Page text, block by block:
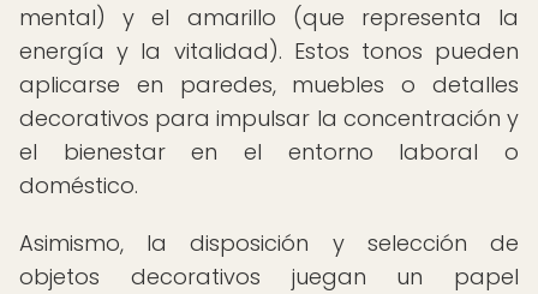
mental) y el amarillo (que representa la
energía y la vitalidad). Estos tonos pueden
aplicarse en paredes, muebles o detalles
decorativos para impulsar la concentración y
el bienestar en el entorno laboral o
doméstico.
Asimismo, la disposición y selección de
objetos decorativos juegan un papel